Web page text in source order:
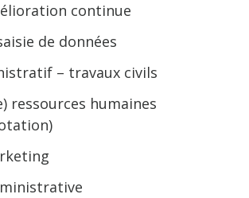
continue
de données
– travaux civils
ressources humaines